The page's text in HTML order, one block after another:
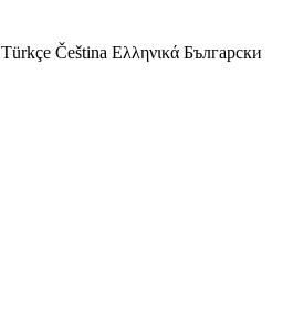
Türkçe Čeština Ελληνικά Български